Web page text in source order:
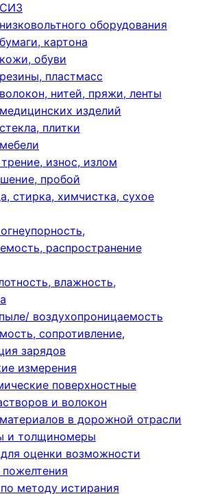
оборудования
картона
обуви
пластмасс
нитей, пряжи, ленты
изделий
плитки
износ, излом
пробой
стирка, химчистка, сухое
распространение
влажность,
воздухопроницаемость
сопротивление,
зарядов
измерения
поверхностные
и волокон
в дорожной отрасли
и толщиномеры
оценки возможности
методу истирания